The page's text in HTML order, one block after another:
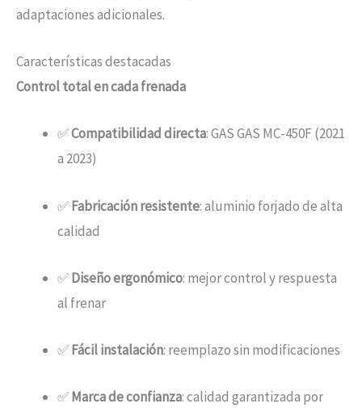
adaptaciones adicionales.
Características destacadas
Control total en cada frenada
✅Compatibilidad directa: GAS GAS MC-450F (2021
a 2023)
✅Fabricación resistente: aluminio forjado de alta
calidad
✅Diseño ergonómico: mejor control y respuesta
al frenar
✅Fácil instalación: reemplazo sin modificaciones
✅Marca de confianza: calidad garantizada por